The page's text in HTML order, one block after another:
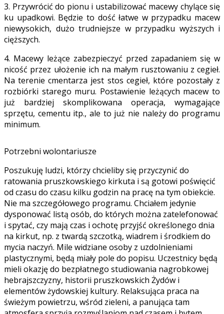
3. Przywrócić do pionu i ustabilizować macewy chylące się
ku upadkowi. Będzie to dość łatwe w przypadku macew
niewysokich, dużo trudniejsze w przypadku wyższych i
cięższych.
4. Macewy leżące zabezpieczyć przed zapadaniem się w
nicość przez ułożenie ich na małym rusztowaniu z cegieł.
Na terenie cmentarza jest stos cegieł, które pozostały z
rozbiórki starego muru. Postawienie leżących macew to
już bardziej skomplikowana operacja, wymagające
sprzętu, cementu itp., ale to już nie należy do programu
minimum.
Potrzebni wolontariusze
Poszukuję ludzi, którzy chcieliby się przyczynić do
ratowania pruszkowskiego kirkuta i są gotowi poświęcić
od czasu do czasu kilku godzin na pracę na tym obiekcie.
Nie ma szczegółowego programu. Chciałem jedynie
dysponować listą osób, do których można zatelefonować
i spytać, czy mają czas i ochotę przyjść określonego dnia
na kirkut, np. z twardą szczotką, wiadrem i środkiem do
mycia naczyń. Mile widziane osoby z uzdolnieniami
plastycznymi, będą miały pole do popisu. Uczestnicy będą
mieli okazję do bezpłatnego studiowania nagrobkowej
hebrajszczyzny, historii pruszkowskich Żydów i
elementów żydowskiej kultury. Relaksująca praca na
świeżym powietrzu, wśród zieleni, a panująca tam